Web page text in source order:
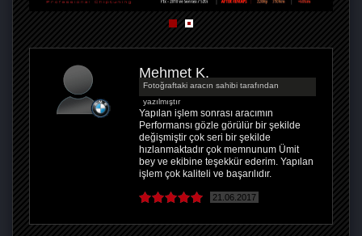
Mehmet K.
Fotoğraftaki aracın sahibi tarafından
yazılmıştır
Yapılan işlem sonrası aracımın
Performansı gözle görülür bir şekilde
değişmiştir çok seri bir şekilde
hızlanmaktadır çok memnunum Ümit
bey ve ekibine teşekkür ederim. Yapılan
işlem çok kaliteli ve başarılıdır.
21.06.2017